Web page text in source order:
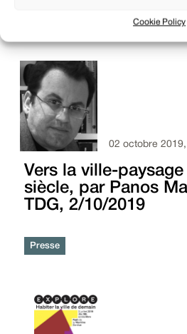
Cookie Policy
Vers la ville-
siècle, par Panos
TDG, 2/10/2019
02 octobre
Presse